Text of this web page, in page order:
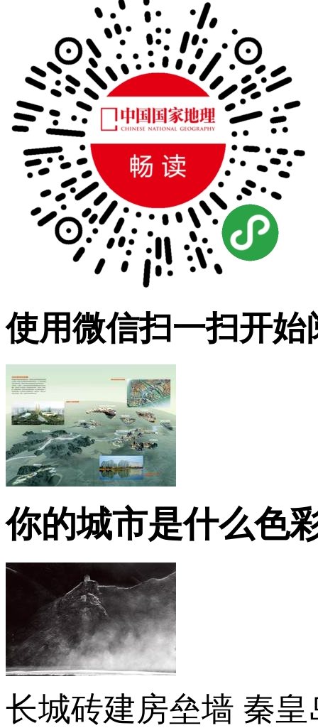
使用微信扫一扫开始
你的城市是什么色
长城砖建房垒墙 秦